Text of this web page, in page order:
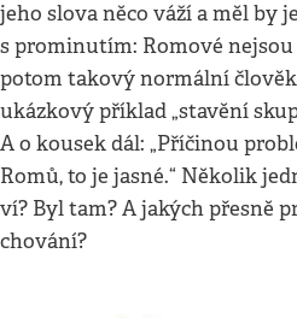
jeho slova něco váží a měl by
s prominutím: Romové
potom takový normální
ukázkový příklad „stavění
A o kousek dál: „Příčinou
Romů, to je jasné.“ Několik
ví? Byl tam? A jakých přesně
chování?